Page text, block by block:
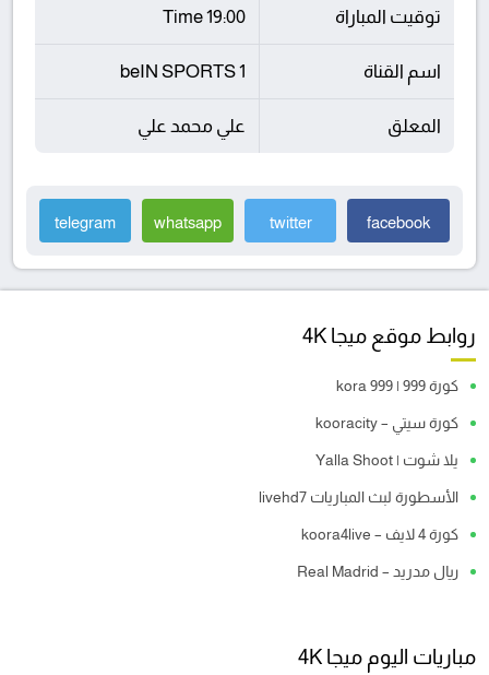
توقيت المباراة 19:00 Time
اسم القناة beIN SPORTS 1
المعلق علي محمد علي
facebook
twitter
whatsapp
telegram
روابط موقع ميجا 4K
كورة 999 | kora 999
كورة سيتي – kooracity
يلا شوت | Yalla Shoot
الأسطورة لبث المباريات livehd7
كورة 4 لايف – koora4live
ريال مدريد – Real Madrid
مباريات اليوم ميجا 4K